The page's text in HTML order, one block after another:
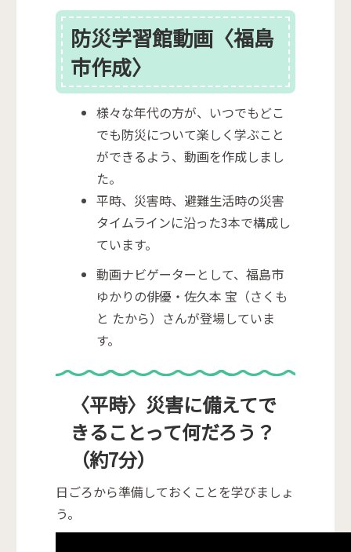
防災学習館動画〈福島
市作成〉
様々な年代の方が、いつでもどこ
でも防災について楽しく学ぶこと
ができるよう、動画を作成しまし
た。
平時、災害時、避難生活時の災害
タイムラインに沿った3本で構成し
ています。
動画ナビゲーターとして、福島市
ゆかりの俳優・佐久本 宝（さくも
と たから）さんが登場していま
す。
〈平時〉災害に備えてで
きることって何だろう？
（約7分）
日ごろから準備しておくことを学びましょ
う。